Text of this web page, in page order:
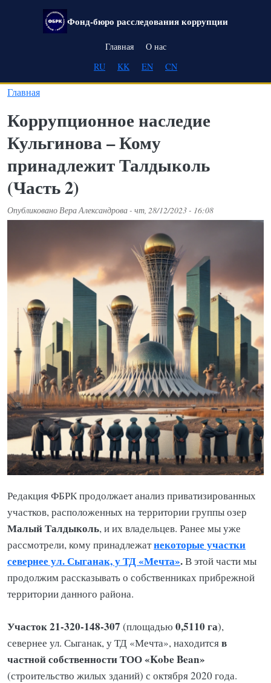
Перейти к основному содержанию
Фонд-бюро расследования коррупции
Main navigation
Главная
О нас
RU
KK EN CN
Главная
Коррупционное наследие
Кульгинова – Кому
принадлежит Талдыколь
(Часть 2)
ОпубликованоВера Александрова- чт, 28/12/2023 - 16:08
Редакция ФБРК продолжает анализ приватизированных
участков, расположенных на территории группы озер
Малый Талдыколь, и их владельцев. Ранее мы уже
рассмотрели, кому принадлежатнекоторые участки
севернее ул. Сыганак, у ТД «Мечта».В этой части мы
продолжим рассказывать о собственниках прибрежной
территории данного района.
Участок 21-320-148-307 (площадью 0,5110 га),
севернее ул. Сыганак, у ТД «Мечта», находитсяв
частной собственности ТОО «Kobe Bean»
(строительство жилых зданий) с октября 2020 года.